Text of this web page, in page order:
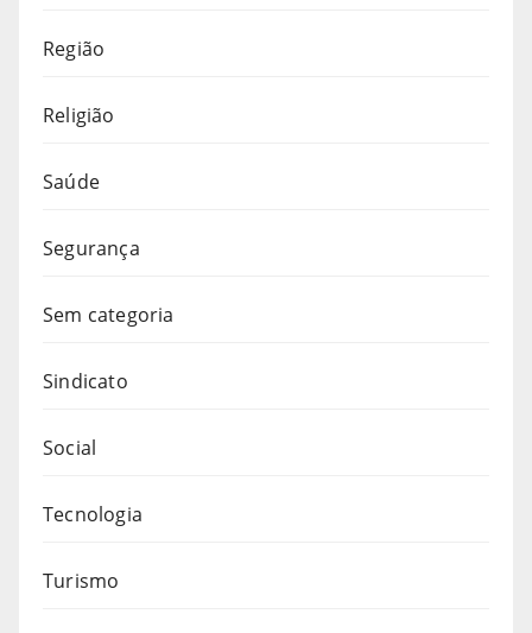
Região
Religião
Saúde
Segurança
Sem categoria
Sindicato
Social
Tecnologia
Turismo